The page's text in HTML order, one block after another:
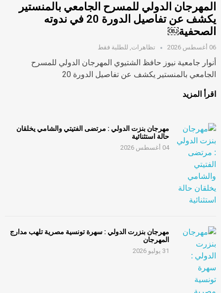
المهرجان الدولي للمسرح الجامعي بالمنستير
يكشف عن تفاصيل الدورة 20 في ندوته
الصحفية￼
06 أغسطس 2026 تظاهرات, للطلبة فقط
أنوار جامعية نيوز حافظ الشتيوي المهرجان الدولي للمسرح
الجامعي بالمنستير يكشف عن تفاصيل الدورة 20
اقرأ المزيد
مهرجان بنزت الدولي : مرتضى الفتيتي والشامي يخلقان
حالة استثنائية
04 أغسطس 2026
مهرجان بنزرت الدولي : سهرة تونسية مصرية تلهب مدارج
المهرجان
31 يوليو 2026